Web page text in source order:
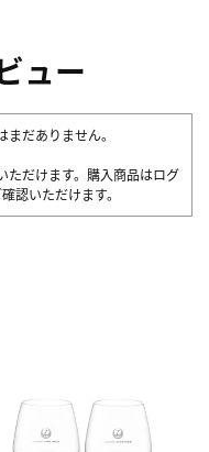
ュー
だありません。
ただけます。購入商品はログ
認いただけます。